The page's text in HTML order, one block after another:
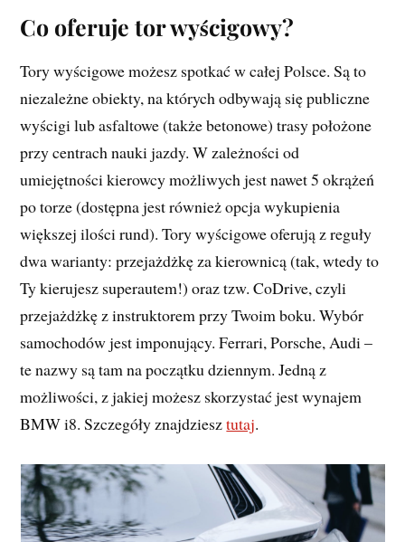
Co oferuje tor wyścigowy?
Tory wyścigowe możesz spotkać w całej Polsce. Są to
niezależne obiekty, na których odbywają się publiczne
wyścigi lub asfaltowe (także betonowe) trasy położone
przy centrach nauki jazdy. W zależności od
umiejętności kierowcy możliwych jest nawet 5 okrążeń
po torze (dostępna jest również opcja wykupienia
większej ilości rund). Tory wyścigowe oferują z reguły
dwa warianty: przejażdżkę za kierownicą (tak, wtedy to
Ty kierujesz superautem!) oraz tzw. CoDrive, czyli
przejażdżkę z instruktorem przy Twoim boku. Wybór
samochodów jest imponujący. Ferrari, Porsche, Audi –
te nazwy są tam na początku dziennym. Jedną z
możliwości, z jakiej możesz skorzystać jest wynajem
BMW i8. Szczegóły znajdziesztutaj.